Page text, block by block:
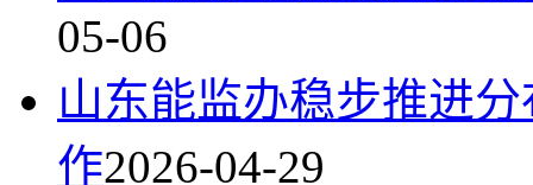
05-06
山东能监办稳步推进
作2026-04-29